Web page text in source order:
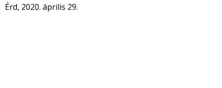
Érd, 2020. április 29.